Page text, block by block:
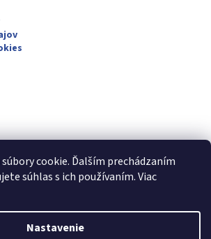
cookie. Ďalším prechádzaním
súhlas s ich používaním. Viac
Nastavenie
Vytvoril Shoptet